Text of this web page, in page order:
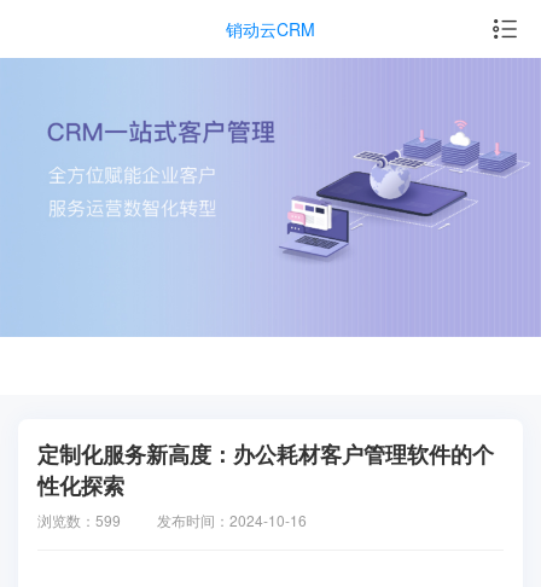
销动云CRM
定制化服务新高度：办公耗材客户管理软件的个
性化探索
浏览数：599 发布时间：2024-10-16